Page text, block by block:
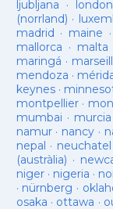
ljubljana · london
(norrland) ·
madrid · maine ·
mallorca · malta
maringá ·
mendoza ·
keynes·
montpellier·
mumbai · murcia
namur· nancy ·
nepal · neuchatel
(austràlia) ·
niger· nigeria ·
· nürnberg ·
osaka · ottawa ·